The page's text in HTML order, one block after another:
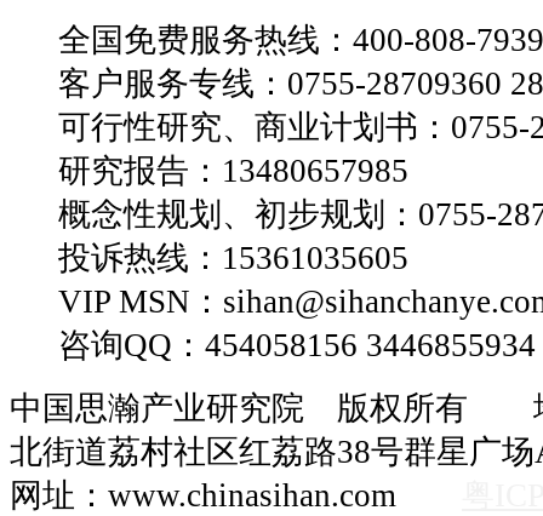
全国免费服务热线：400-808-7939
客户服务专线：0755-28709360
可行性研究、商业计划书：0755-
研究报告：13480657985
概念性规划、初步规划：0755-
投诉热线：15361035605
VIP MSN：
咨询QQ：454058156 3446855934
中国思瀚产业研究院 版权所有
北街道荔村社区红荔路38号群星广
网址：www.chinasihan.com